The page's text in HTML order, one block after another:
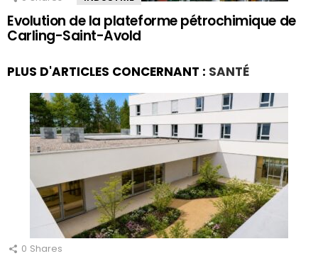
Evolution de la plateforme pétrochimique de
Carling-Saint-Avold
PLUS D'ARTICLES CONCERNANT : SANTÉ
0 Shares